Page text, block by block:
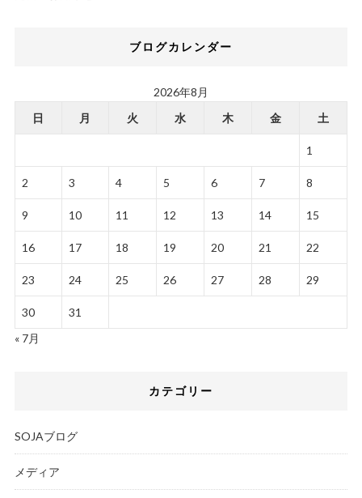
ブログカレンダー
2026年8月
日
月 火 水 木 金 土
1
2 3 4 5 6 7 8
9 10 11 12 13 14 15
16 17 18 19 20 21 22
23 24 25 26 27 28 29
30
31
« 7月
カテゴリー
SOJAブログ
メディア